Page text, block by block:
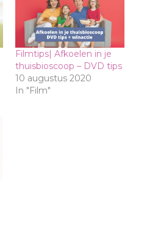
Filmtips| Afkoelen in je
thuisbioscoop – DVD tips
10 augustus 2020
In "Film"